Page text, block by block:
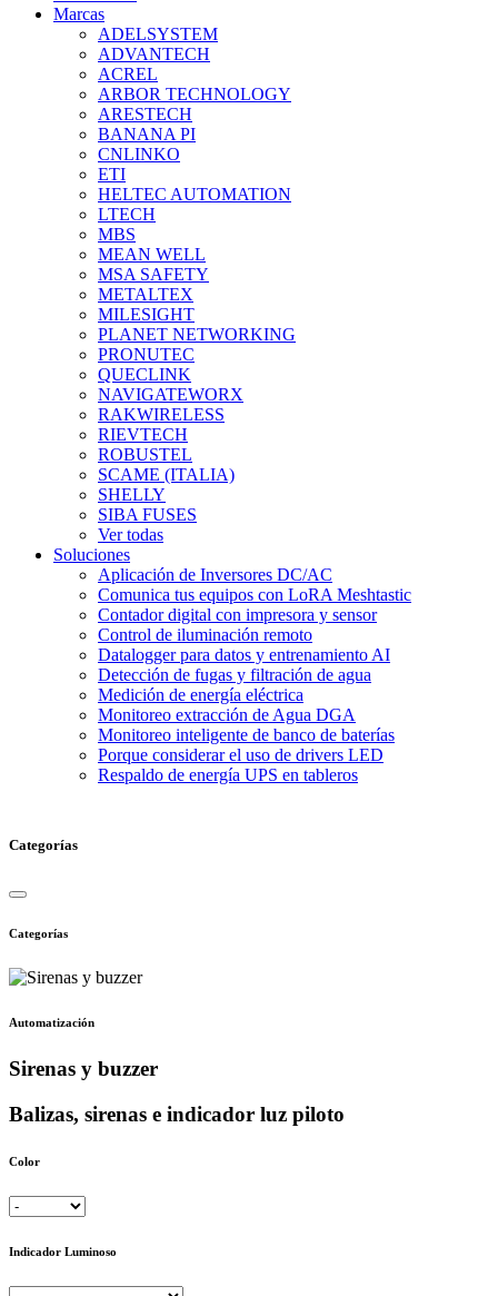
Marcas
ADELSYSTEM
ADVANTECH
ACREL
ARBOR TECHNOLOGY
ARESTECH
BANANA PI
CNLINKO
ETI
HELTEC AUTOMATION
LTECH
MBS
MEAN WELL
MSA SAFETY
METALTEX
MILESIGHT
PLANET NETWORKING
PRONUTEC
QUECLINK
NAVIGATEWORX
RAKWIRELESS
RIEVTECH
ROBUSTEL
SCAME (ITALIA)
SHELLY
SIBA FUSES
Ver todas
Soluciones
Aplicación de Inversores DC/AC
Comunica tus equipos con LoRA Meshtastic
Contador digital con impresora y sensor
Control de iluminación remoto
Datalogger para datos y entrenamiento AI
Detección de fugas y filtración de agua
Medición de energía eléctrica
Monitoreo extracción de Agua DGA
Monitoreo inteligente de banco de baterías
Porque considerar el uso de drivers LED
Respaldo de energía UPS en tableros
Categorías
Categorías
Automatización
Sirenas y buzzer
Balizas, sirenas e indicador luz piloto
Color
Indicador Luminoso